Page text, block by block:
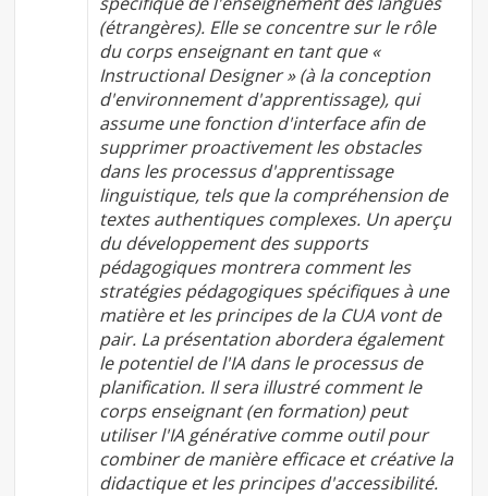
(étrangères). Elle se concentre sur le rôle
du corps enseignant en tant que «
Instructional Designer » (à la conception
d'environnement d'apprentissage), qui
assume une fonction d'interface afin de
supprimer proactivement les obstacles
dans les processus d'apprentissage
linguistique, tels que la compréhension de
textes authentiques complexes. Un aperçu
du développement des supports
pédagogiques montrera comment les
stratégies pédagogiques spécifiques à une
matière et les principes de la CUA vont de
pair. La présentation abordera également
le potentiel de l'IA dans le processus de
planification. Il sera illustré comment le
corps enseignant (en formation) peut
utiliser l'IA générative comme outil pour
combiner de manière efficace et créative la
didactique et les principes d'accessibilité.